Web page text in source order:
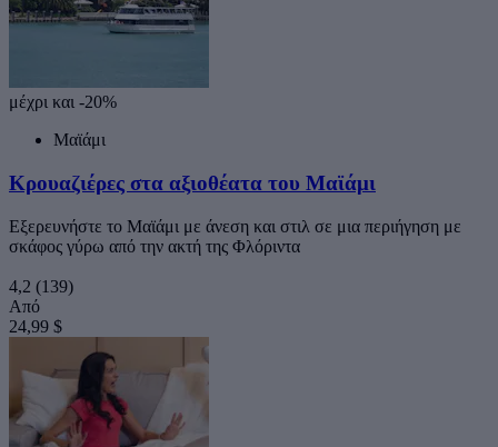
μέχρι και -20%
Μαϊάμι
Κρουαζιέρες στα αξιοθέατα του Μαϊάμι
Εξερευνήστε το Μαϊάμι με άνεση και στιλ σε μια περιήγηση με
σκάφος γύρω από την ακτή της Φλόριντα
4,2 (139)
Από
24,99 $